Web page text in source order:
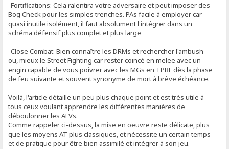
-Fortifications: Cela ralentira votre adversaire et peut imposer des
Bog Check pour les simples trenches. PAs facile à employer car
quasi inutile isolément, il faut absolument l'intégrer dans un
schéma défensif plus complet et plus large
-Close Combat: Bien connaître les DRMs et rechercher l'ambush
ou, mieux le Street Fighting car rester coincé en melee avec un
engin capable de vous poivrer avec les MGs en TPBF dès la phase
de feu suivante et souvent synonyme de mort à brève échéance.
Voilà, l'article détaille un peu plus chaque point et est très utile à
tous ceux voulant apprendre les différentes manières de
déboulonner les AFVs.
Comme rappeler ci-dessus, la mise en oeuvre reste délicate, plus
que les moyens AT plus classiques, et nécessite un certain temps
et de pratique pour être bien assimilé et intégrer à son jeu.